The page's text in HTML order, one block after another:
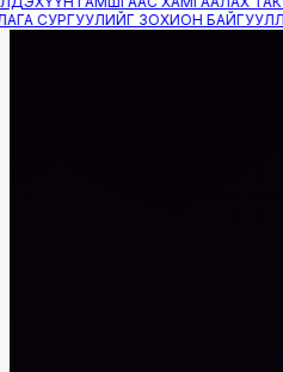
СУРГУУЛИЙГ ЗОХИОН